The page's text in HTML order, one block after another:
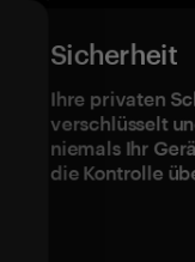
Sicherheit
Ihre privaten
verschlüsselt
niemals Ihr
die Kontrolle